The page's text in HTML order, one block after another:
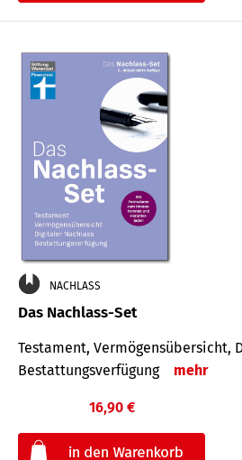
NACHLASS
Das Nachlass-Set
Testament, Vermögens­übersicht,
Bestat­tungs­ver­fügung
mehr
16,90 €